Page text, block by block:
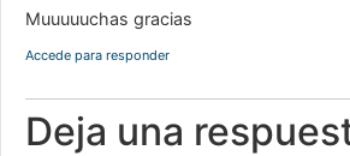
Muuuuuchas gracias
Accede para responder
Deja una